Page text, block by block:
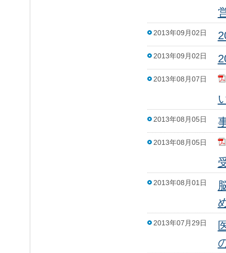
2013年09月02日
2013年09月02日
2013年08月07日
2013年08月05日
2013年08月05日
2013年08月01日
2013年07月29日